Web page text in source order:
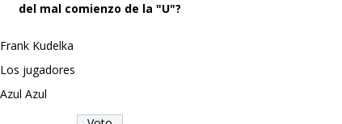
del mal comienzo de la "U"?
Frank Kudelka
Los jugadores
Azul Azul